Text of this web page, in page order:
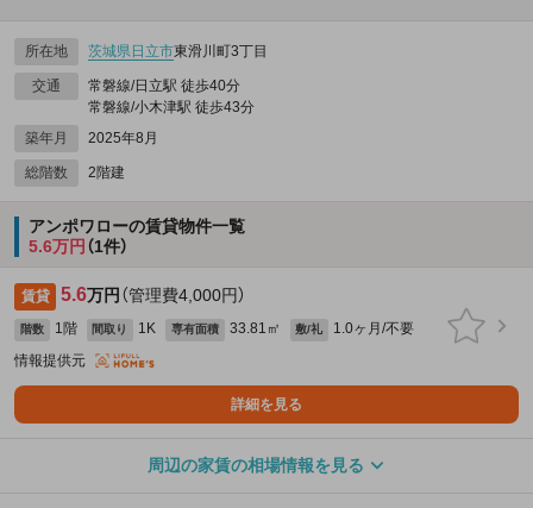
所在地 茨城県 日立市東滑川町3丁目
交通
常磐線/日立駅 徒歩40分
常磐線/小木津駅 徒歩43分
築年月
2025年8月
総階数 2階建
アンポワローの賃貸物件一覧
5.6万円（1件）
賃貸 5.6万円（管理費4,000円）
階数 1階 間取り 1K 専有面積 33.81㎡ 敷/礼
1.0ヶ月/不要
情報提供元
詳細を見る
周辺の家賃の相場情報を見る